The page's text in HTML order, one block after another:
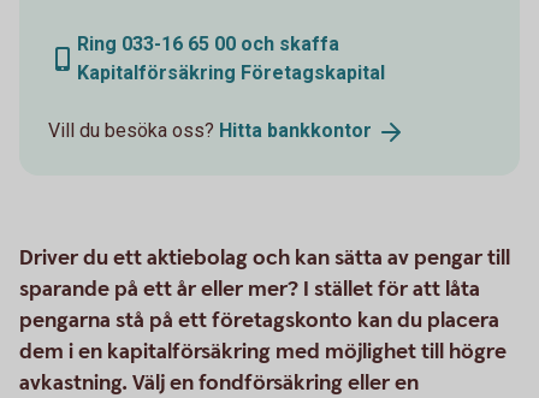
Ring 033-16 65 00 och skaffa
Kapitalförsäkring Företagskapital
Vill du besöka oss? Hitta bankkontor
Driver du ett aktiebolag och kan sätta av pengar till
sparande på ett år eller mer? I stället för att låta
pengarna stå på ett företagskonto kan du placera
dem i en kapitalförsäkring med möjlighet till högre
avkastning. Välj en fondförsäkring eller en